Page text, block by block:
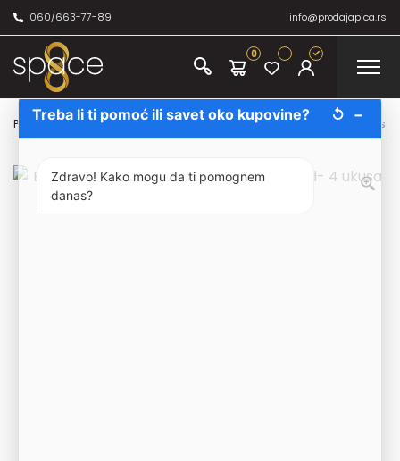
060/663-77-89 info@prodajapica.rs
0
Početna/Bezalkoholno/ Čajevi/Basilur Four Seasons Collection
Treba li ti pomoć ili savet oko kupovine? ↺ −
Zdravo! Kako mogu da ti pomognem
danas?